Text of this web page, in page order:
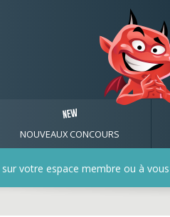
NOUVEAUX CONCOURS
sur votre espace membre ou à vous